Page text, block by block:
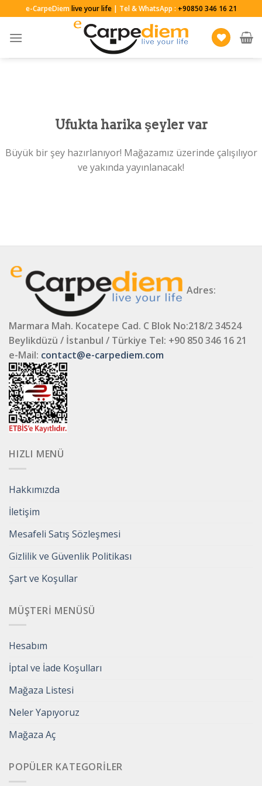
to
content
e-CarpeDiemlive your life| Tel & WhatsApp : +90850 346 16 21
Ufukta harika şeyler var
Büyük bir şey hazırlanıyor! Mağazamız üzerinde çalışılıyor
ve yakında yayınlanacak!
Adres:
Marmara Mah. Kocatepe Cad. C Blok No:218/2 34524
Beylikdüzü / İstanbul / Türkiye Tel: +90 850 346 16 21
e-Mail: contact@e-carpediem.com
HIZLI MENÜ
Hakkımızda
İletişim
Mesafeli Satış Sözleşmesi
Gizlilik ve Güvenlik Politikası
Şart ve Koşullar
MÜŞTERI MENÜSÜ
Hesabım
İptal ve İade Koşulları
Mağaza Listesi
Neler Yapıyoruz
Mağaza Aç
POPÜLER KATEGORILER